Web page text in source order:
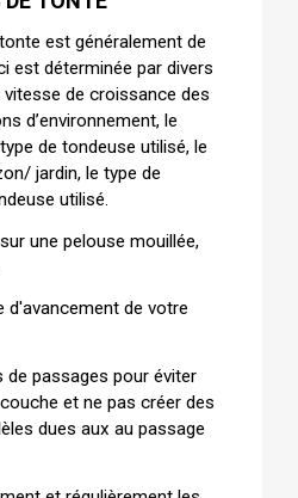
est généralement de
est déterminée par divers
de croissance des
d’environnement, le
de tondeuse utilisé, le
jardin, le type de
utilisé.
une pelouse mouillée,
d'avancement de votre
de passages pour éviter
et ne pas créer des
dues aux au passage